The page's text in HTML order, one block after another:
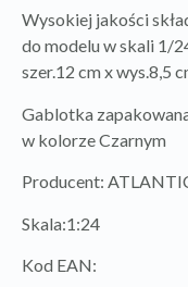
Wysokiej jakości
do modelu w skali 1/
szer.12 cm x wys.8,5
Gablotka
w kolorze Czarnym
Producent:
Skala:1:24
Kod EAN: